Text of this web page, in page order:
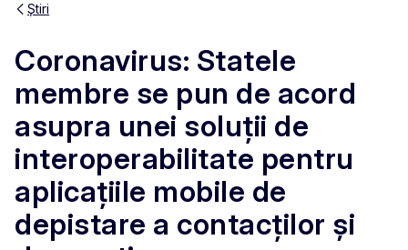
Știri
Coronavirus: Statele
membre se pun de acord
asupra unei soluții de
interoperabilitate pentru
aplicațiile mobile de
depistare a contacților și